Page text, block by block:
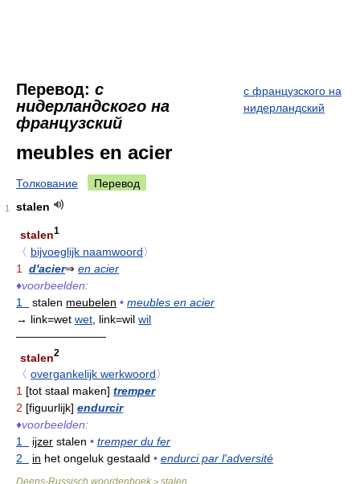
Перевод: с
нидерландского на
французский
с французского на
нидерландский
meubles en acier
Толкование Перевод
1 stalen
stalen1
〈 bijvoeglijk naamwoord〉
1
d'acier⇒ en acier
♦voorbeelden:
1
stalen meubelen • meubles en acier
→ link=wet wet , link=wil wil
————————
stalen2
〈 overgankelijk werkwoord〉
1 [tot staal maken] tremper
2 [figuurlijk] endurcir
♦voorbeelden:
1
ijzer stalen • tremper du fer
2
in het ongeluk gestaald • endurci par l'adversité
>